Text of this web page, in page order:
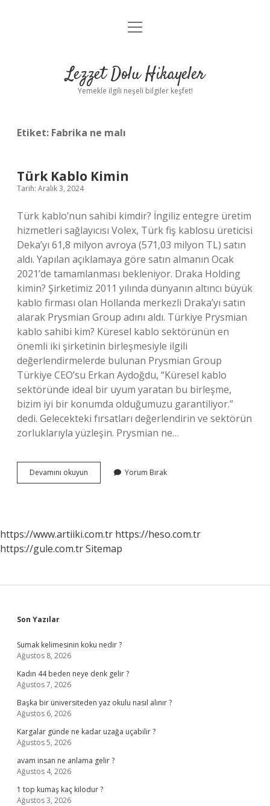
Anasayfa
Yasal Uyarı
menüyü
Lezzet Dolu Hikayeler
Yemekle ilgili neşeli bilgiler keşfet!
Etiket: Fabrika ne malı
Türk Kablo Kimin
Tarih: Aralık 3, 2024
Türk kablo’nun sahibi kimdir? İngiliz entegre üretim
hizmetleri sağlayıcısı Volex, Türk fiş kablosu üreticisi
Deka’yı 61,8 milyon avroya (571,03 milyon TL) satın
aldı. Yapılan açıklamaya göre satın almanın Ocak
2021’de tamamlanması bekleniyor. Draka Holding
kimin? Şirketimiz 2011 yılında dünyanın altıncı büyük
kablo firması olan Hollanda merkezli Draka’yı satın
alarak Prysmian Group adını aldı. Türkiye Prysmian
kablo sahibi kim? Küresel kablo sektörünün en
önemli iki şirketinin birleşmesiyle ilgili
değerlendirmelerde bulunan Prysmian Group
Türkiye CEO’su Erkan Aydoğdu, “Küresel kablo
sektöründe ideal bir uyum yaratan bu birleşme,
bizim iyi bir konumda olduğumuzu garantiliyor.”
dedi. Gelecekteki fırsatları değerlendirin ve sektörün
zorluklarıyla yüzleşin. Prysmian ne…
Devamını okuyun
Kablo
Yorum Bırak
https://www.artiiki.com.tr https://heso.com.tr
https://gule.com.trSitemap
Sidebar
Son Yazılar
Sumak kelimesinin koku nedir ?
Ağustos 8, 2026
Kadın 44 beden neye denk gelir ?
Ağustos 7, 2026
Başka bir üniversiteden yaz okulu nasıl alınır ?
Ağustos 6, 2026
Kargalar günde ne kadar uzağa uçabilir ?
Ağustos 5, 2026
avam insan ne anlama gelir ?
Ağustos 4, 2026
1 top kumaş kaç kilodur ?
Ağustos 3, 2026